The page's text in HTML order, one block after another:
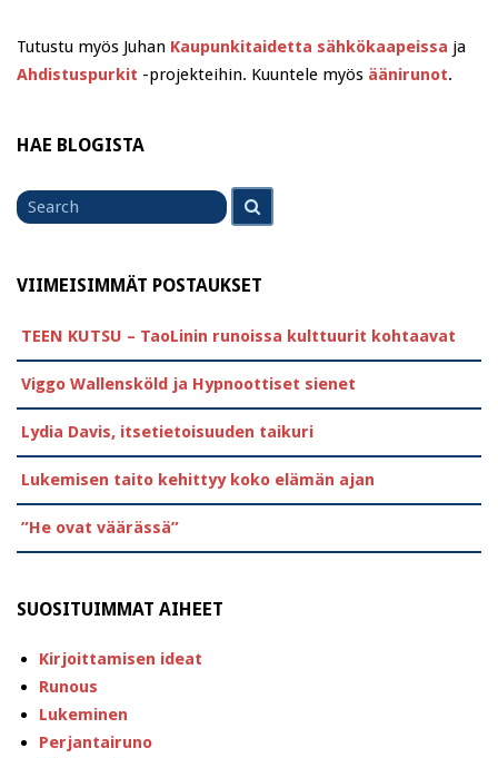
Tutustu myös Juhan Kaupunkitaidetta sähkökaapeissa ja
Ahdistuspurkit -projekteihin. Kuuntele myös äänirunot.
HAE BLOGISTA
Search
for
VIIMEISIMMÄT POSTAUKSET
TEEN KUTSU – TaoLinin runoissa kulttuurit kohtaavat
Viggo Wallensköld ja Hypnoottiset sienet
Lydia Davis, itsetietoisuuden taikuri
Lukemisen taito kehittyy koko elämän ajan
”He ovat väärässä”
SUOSITUIMMAT AIHEET
Kirjoittamisen ideat
Runous
Lukeminen
Perjantairuno